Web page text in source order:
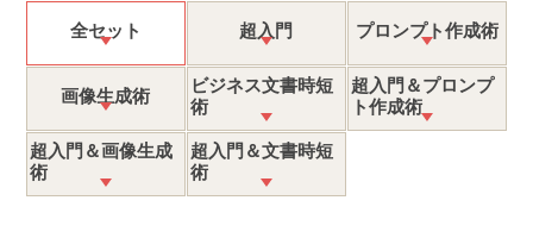
全セット 超入門 プロンプト作成術
画像生成術
ビジネス文書時短
術
超入門＆プロンプ
ト作成術
超入門＆画像生成
術
超入門＆文書時短
術